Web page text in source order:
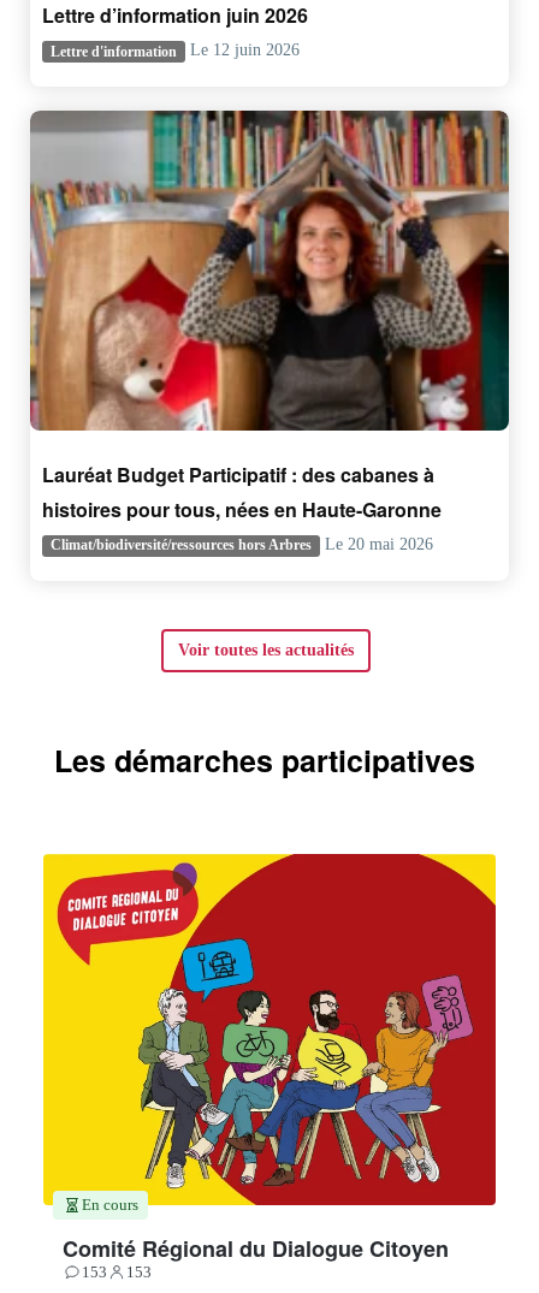
Lettre d’information juin 2026
Lettre d'information Le 12 juin 2026
Lauréat Budget Participatif : des cabanes à
histoires pour tous, nées en Haute-Garonne
Climat/biodiversité/ressources hors Arbres Le 20 mai 2026
Voir toutes les actualités
Les démarches participatives
En cours
Comité Régional du Dialogue Citoyen
153
Contributions
153
Participants